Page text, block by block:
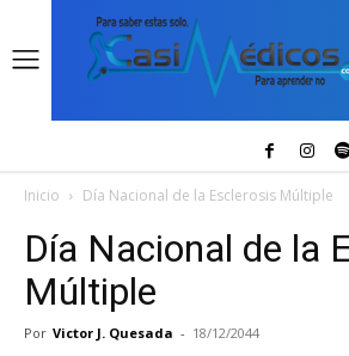
Inicio Día Nacional de la Esclerosis Múltiple
Día Nacional de la
Múltiple
Por Victor J. Quesada - 18/12/2044